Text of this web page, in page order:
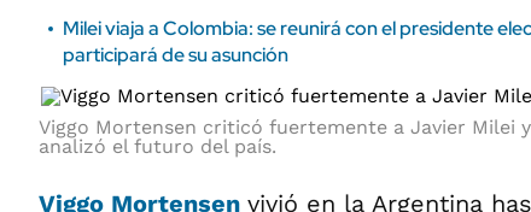
Milei viaja a Colombia: se reunirá con el presidente
participará de su asunción
Viggo Mortensen criticó fuertemente a Javier Milei y
analizó el futuro del país.
Viggo Mortensen vivió en la Argentina